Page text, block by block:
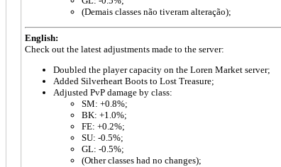
(Demais classes não tiveram alteração);
English:
Check out the latest adjustments made to the server:
Doubled the player capacity on the Loren Market server;
Added Silverheart Boots to Lost Treasure;
Adjusted PvP damage by class:
SM: +0.8%;
BK: +1.0%;
FE: +0.2%;
SU: -0.5%;
GL: -0.5%;
(Other classes had no changes);